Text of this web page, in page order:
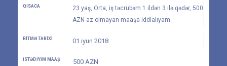
QISACA
23 yaş, Orta, iş təcrübəm 1 ildən 3 ilə qədər, 500
AZN az olmayan maaşa iddialıyam.
BITMƏ TARIXI 01 iyun 2018
İSTƏDIYIM MAAŞ 500 AZN